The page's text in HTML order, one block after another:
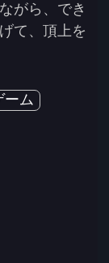
がら、でき
て、頂上を
ーム